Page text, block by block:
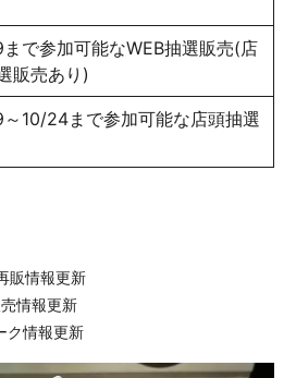
まで参加可能なWEB抽選販売(店
販売あり)
～10/24まで参加可能な店頭抽選
販情報更新
情報更新
情報更新